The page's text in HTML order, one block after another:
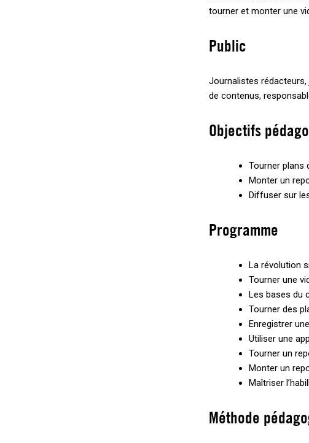
tourner et monter une
Public
Journalistes rédacteurs,
de contenus,
Objectifs
Tourner plans
Monter un
Diffuser sur
Programme
La révolution
Tourner une
Les bases du
Tourner des
Enregistrer
Utiliser une
Tourner un
Monter un
Maîtriser
Méthode